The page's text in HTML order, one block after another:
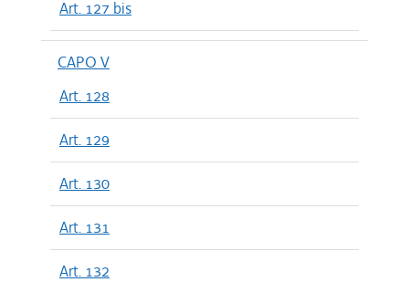
Art. 127 bis
CAPO V
Art. 128
Art. 129
Art. 130
Art. 131
Art. 132